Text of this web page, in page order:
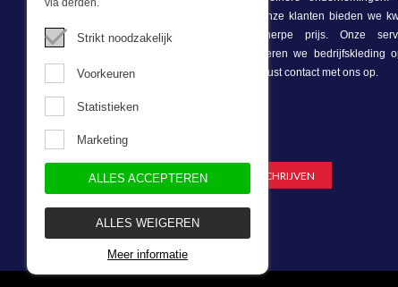
winkel/showroom in Brandwijk. Onze klanten bieden we
bedrijfskleding tegen een scherpe prijs. Onze
voorraadhoudend, daarnaast leveren we bedrijfskleding
onze eigen ontwerpster. Neem gerust contact met ons op.
Nieuwsbrief
Strikt noodzakelijk
Voorkeuren
Statistieken
Marketing
ALLES ACCEPTEREN
ALLES WEIGEREN
Meer informatie